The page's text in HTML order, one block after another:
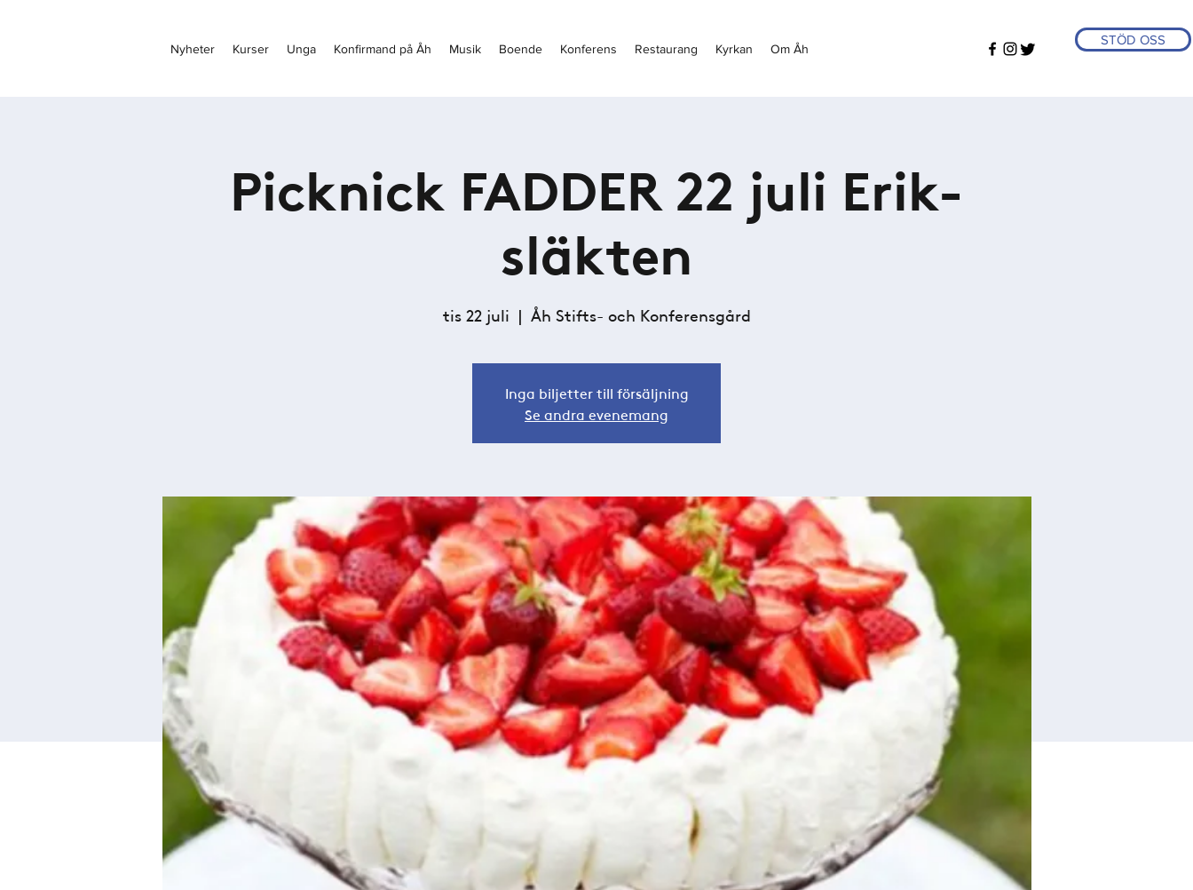
STÖD OSS
Nyheter Kurser Unga Konfirmand på Åh Musik Boende Konferens Restaurang Kyrkan Om Åh
Picknick FADDER 22 juli Erik-
släkten
tis 22 juli
  |
Åh Stifts- och Konferensgård
Inga biljetter till försäljning
Se andra evenemang